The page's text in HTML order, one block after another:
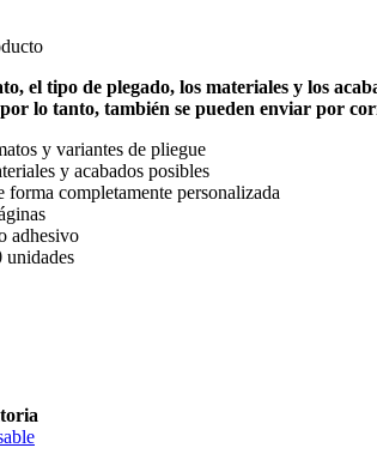
el tipo de plegado, los materiales y los
lo tanto, también se pueden enviar por
y variantes de pliegue
y acabados posibles
forma completamente personalizada
adhesivo
unidades